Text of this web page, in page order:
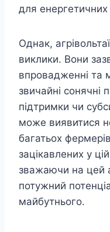
для енергетичних
Однак,
виклики. Вони
впровадженні та
звичайні сонячні
підтримки чи
може виявитися
багатьох
зацікавлених у
зважаючи на цей
потужний
майбутнього.